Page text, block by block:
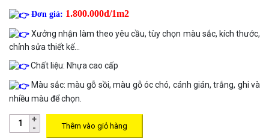
Đơn giá: 1.800.000đ/1m2
Xưởng nhận làm theo yêu cầu, tùy chọn màu sắc, kích thước,
chỉnh sửa thiết kế…
Chất liệu: Nhựa cao cấp
Màu sắc: màu gỗ sồi, màu gỗ óc chó, cánh gián, trắng, ghi và
nhiều màu để chọn.
Thêm vào giỏ hàng